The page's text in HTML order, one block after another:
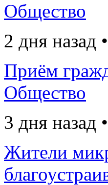
Общество
2 дня назад
Приём
Общество
3 дня назад
Жители